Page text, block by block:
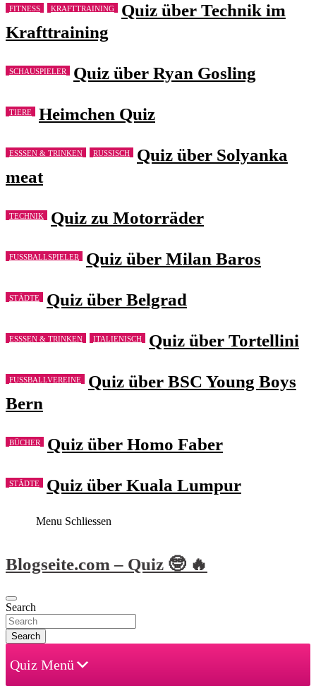
FITNESS KRAFTTRAINING
Quiz über Technik im
Krafttraining
SCHAUSPIELER Quiz über Ryan Gosling
TIERE Heimchen Quiz
ESSSEN & TRINKEN RUSSISCH
Quiz über Solyanka
meat
TECHNIK Quiz zu Motorräder
FUSSBALLSPIELER Quiz über Milan Baros
STÄDTE Quiz über Belgrad
ESSSEN & TRINKEN ITALIENISCH Quiz über Tortellini
FUSSBALLVEREINE
Quiz über BSC Young Boys
Bern
BÜCHER Quiz über Homo Faber
STÄDTE Quiz über Kuala Lumpur
Menu Schliessen
Skip
to
Blogseite.com – Quiz 🤓 🔥
Search
Search
Quiz Menü